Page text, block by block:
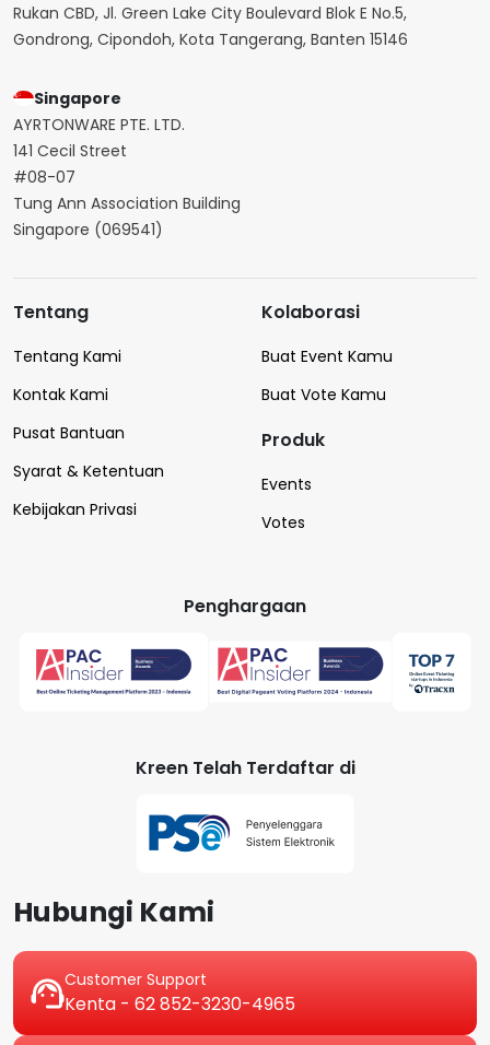
Rukan CBD, Jl. Green Lake City Boulevard Blok E No.5,
Gondrong, Cipondoh, Kota Tangerang, Banten 15146
Singapore
AYRTONWARE PTE. LTD.
141 Cecil Street
#08-07
Tung Ann Association Building
Singapore (069541)
Tentang
Tentang Kami
Kontak Kami
Pusat Bantuan
Syarat & Ketentuan
Kebijakan Privasi
Kolaborasi
Buat Event Kamu
Buat Vote Kamu
Produk
Events
Votes
Penghargaan
Kreen Telah Terdaftar di
Hubungi Kami
Customer Support
Kenta - 62 852-3230-4965